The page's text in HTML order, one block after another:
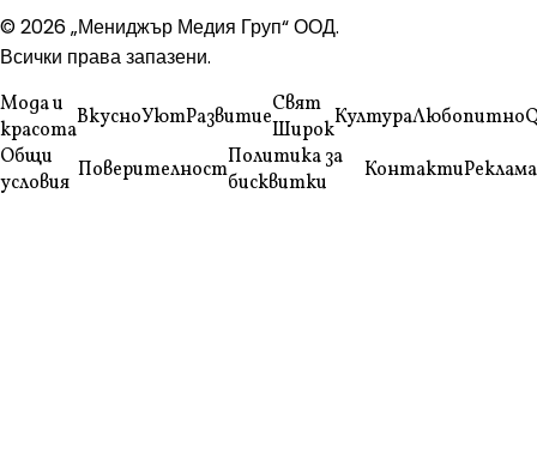
© 2026 „Мениджър Медия Груп“ ООД.
Всички права запазени.
Мода и
красотаВкусноУютРазвитиеСвят
ШирокКултураЛюбопитно
Общи
условия ПоверителностПолитика за
бисквитки
КонтактиРеклама